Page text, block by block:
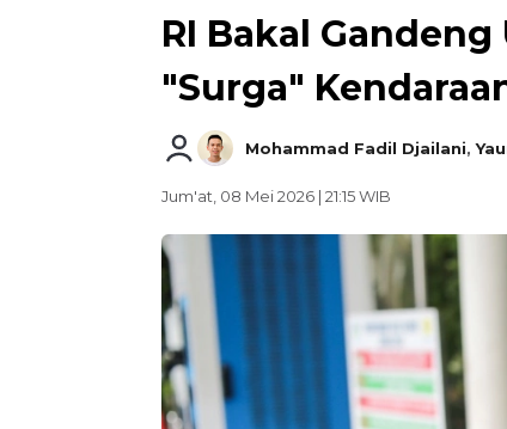
RI Bakal Gandeng
"Surga"
Mohammad Fadil Djailani,
Jum'at, 08 Mei 2026 | 21:15 WIB